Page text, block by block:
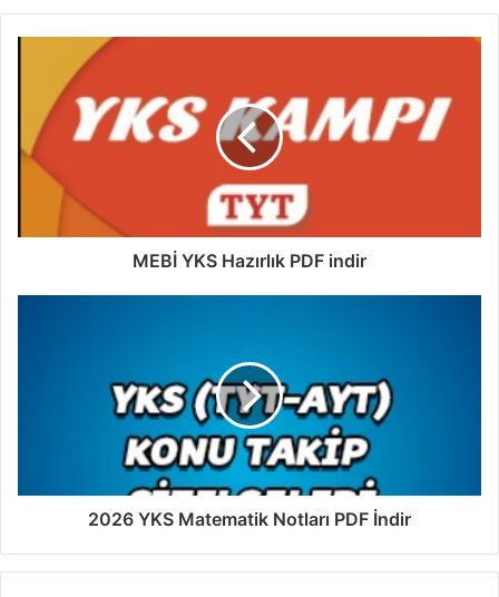
MEBİ YKS Hazırlık PDF indir
2026 YKS Matematik Notları PDF İndir